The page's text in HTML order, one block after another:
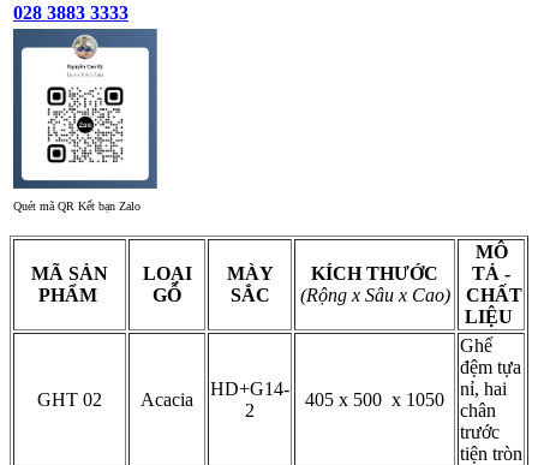
028 3883 3333
Quét mã QR Kết bạn Zalo
MÃ SẢN
PHẨM
LOẠI
GỖ
MÀY
SẮC
KÍCH THƯỚC
(Rộng x Sâu x Cao)
MÔ
TẢ -
CHẤT
LIỆU
GHT 02 Acacia
HD+G14-
2
405 x 500 x 1050
Ghế
đệm tựa
nỉ, hai
chân
trước
tiện tròn